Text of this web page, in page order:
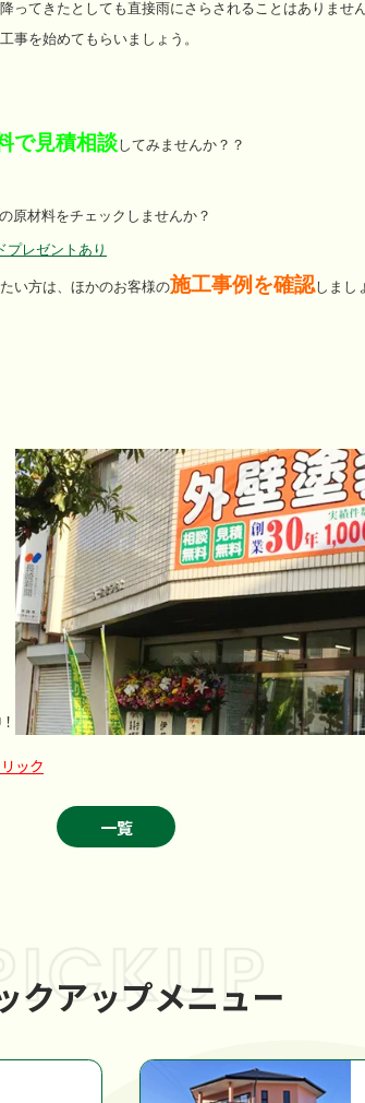
ってきたとしても直接雨にさらされることはありませ
事を始めてもらいましょう。
で見積相談してみませんか？？
原材料をチェックしませんか？
プレゼントあり
い方は、ほかのお客様の施工事例を確認しまし
ック
一覧
クアップメニュー